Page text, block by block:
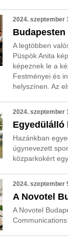
2024. szeptember
A legtöbben
Püspök Anita
képeznek le a
Festményei és
helyszínen. Az
2024. szeptember
Egyedülálló
Hazánkban
úgynevezett
közparkokért
2024. szeptember
A Novotel
A Novotel